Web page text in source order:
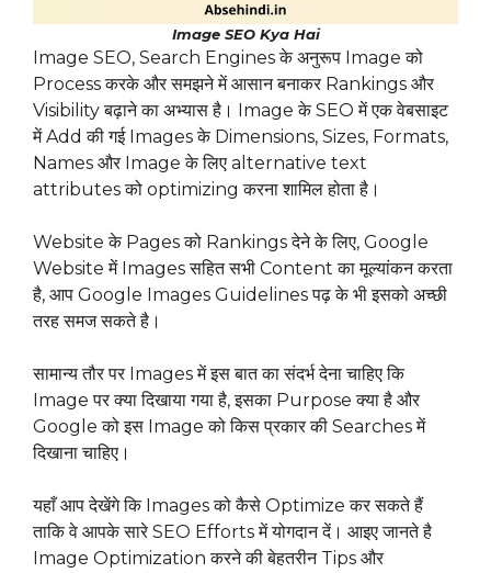
Image SEO Kya Hai
Image SEO, Search Engines के अनुरूप Image को
Process करके और समझने में आसान बनाकर Rankings और
Visibility बढ़ाने का अभ्यास है। Image के SEO में एक वेबसाइट
में Add की गई Images के Dimensions, Sizes, Formats,
Names और Image के लिए alternative text
attributes को optimizing करना शामिल होता है।
Website के Pages को Rankings देने के लिए, Google
Website में Images सहित सभी Content का मूल्यांकन करता
है, आप Google Images Guidelines पढ़ के भी इसको अच्छी
तरह समज सकते है।
सामान्य तौर पर Images में इस बात का संदर्भ देना चाहिए कि
Image पर क्या दिखाया गया है, इसका Purpose क्या है और
Google को इस Image को किस प्रकार की Searches में
दिखाना चाहिए।
यहाँ आप देखेंगे कि Images को कैसे Optimize कर सकते हैं
ताकि वे आपके सारे SEO Efforts में योगदान दें। आइए जानते है
Image Optimization करने की बेहतरीन Tips और